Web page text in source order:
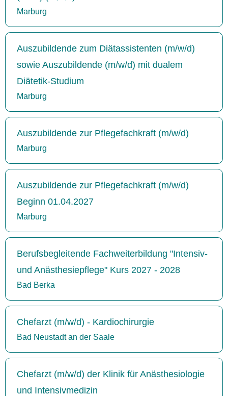
Marburg
Auszubildende zum Diätassistenten (m/w/d)
sowie Auszubildende (m/w/d) mit dualem
Diätetik-Studium
Marburg
Auszubildende zur Pflegefachkraft (m/w/d)
Marburg
Auszubildende zur Pflegefachkraft (m/w/d)
Beginn 01.04.2027
Marburg
Berufsbegleitende Fachweiterbildung "Intensiv-
und Anästhesiepflege" Kurs 2027 - 2028
Bad Berka
Chefarzt (m/w/d) - Kardiochirurgie
Bad Neustadt an der Saale
Chefarzt (m/w/d) der Klinik für Anästhesiologie
und Intensivmedizin